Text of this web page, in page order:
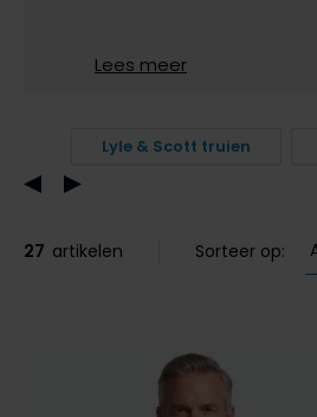
Lees meer
Lyle & Scott truien
27 artikelen Sorteer op: